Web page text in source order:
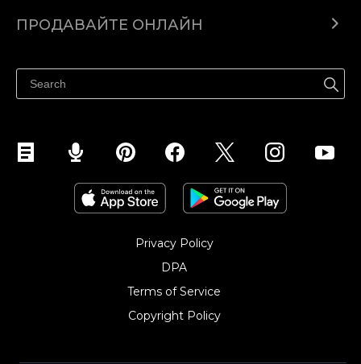
Помощен център
ПРОДАВАЙТЕ ОНЛАЙН
Продавайте във Facebook
Продавайте в Instagram
Privacy Policy
DPA
Terms of Service
Copyright Policy‎